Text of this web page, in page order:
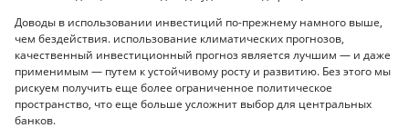
Доводы в использовании инвестиций по-прежнему намного выше,
чем бездействия. использование климатических прогнозов,
качественный инвестиционный прогноз является лучшим — и даже
применимым — путем к устойчивому росту и развитию. Без этого мы
рискуем получить еще более ограниченное политическое
пространство, что еще больше усложнит выбор для центральных
банков.